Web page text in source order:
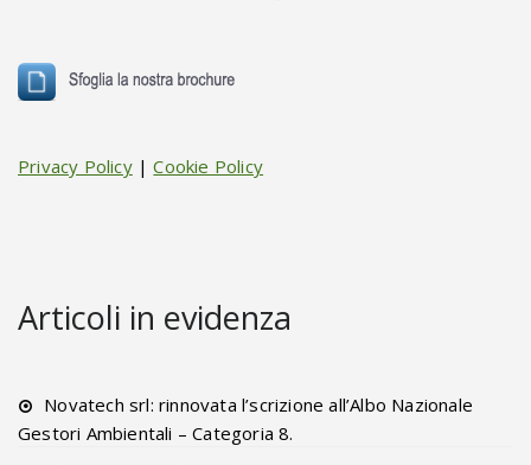
Privacy Policy|Cookie Policy
Articoli in evidenza
Novatech srl: rinnovata l’scrizione all’Albo Nazionale
Gestori Ambientali – Categoria 8.